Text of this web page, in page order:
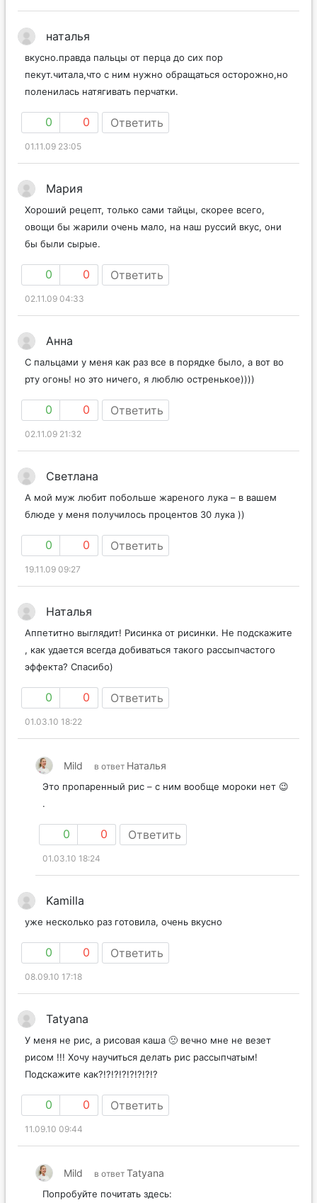
наталья
вкусно.правда пальцы от перца до сих пор
пекут.читала,что с ним нужно обращаться осторожно,но
поленилась натягивать перчатки.
0 0 Ответить
01.11.09 23:05
Мария
Хороший рецепт, только сами тайцы, скорее всего,
овощи бы жарили очень мало, на наш руссий вкус, они
бы были сырые.
0 0 Ответить
02.11.09 04:33
Анна
С пальцами у меня как раз все в порядке было, а вот во
рту огонь! но это ничего, я люблю остренькое))))
0 0 Ответить
02.11.09 21:32
Светлана
А мой муж любит побольше жареного лука – в вашем
блюде у меня получилось процентов 30 лука ))
0 0 Ответить
19.11.09 09:27
Наталья
Аппетитно выглядит! Рисинка от рисинки. Не подскажите
, как удается всегда добиваться такого рассыпчастого
эффекта? Спасибо)
0 0 Ответить
01.03.10 18:22
Mild в ответ Наталья
Это пропаренный рис – с ним вообще мороки нет 😉
.
0 0 Ответить
01.03.10 18:24
Kamilla
уже несколько раз готовила, очень вкусно
0 0 Ответить
08.09.10 17:18
Tatyana
У меня не рис, а рисовая каша 🙁 вечно мне не везет
рисом !!! Хочу научиться делать рис рассыпчатым!
Подскажите как?!?!?!?!?!?!?!?
0 0 Ответить
11.09.10 09:44
Mild в ответ Tatyana
Попробуйте почитать здесь: